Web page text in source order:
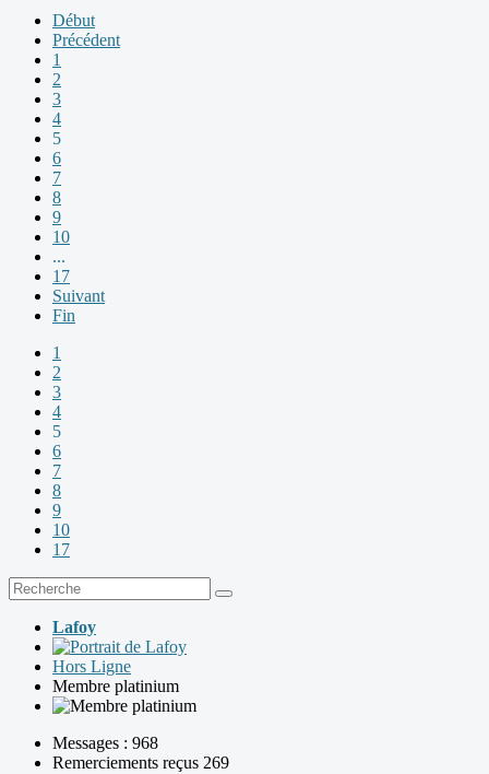
Début
Précédent
1
2
3
4
5
6
7
8
9
10
...
17
Suivant
Fin
1
2
3
4
5
6
7
8
9
10
17
Lafoy
Hors Ligne
Membre platinium
Messages : 968
Remerciements reçus 269